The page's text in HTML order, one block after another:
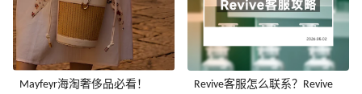
Mayfeyr海淘奢侈品必看！
Revive客服怎么联系？Revive